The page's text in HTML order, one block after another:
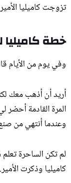
تزوجت كاميليا
خطة
وفي يوم من الأيام
أريد أن أذهب معك
المرة القادمة أحضر
وعندما أنتهي من
لم تكن الساحرة
كاميليا وذكرت الأمير.